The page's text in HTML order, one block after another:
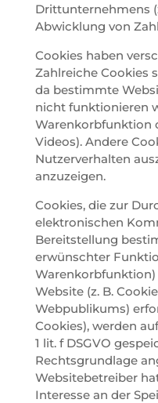
Drittunternehmens
Abwicklung von
Cookies haben
Zahlreiche Cookies
da bestimmte
nicht funktionieren
Warenkorbfunktion
Videos). Andere
Nutzerverhalten
anzuzeigen.
Cookies, die zur
elektronischen
Bereitstellung
erwünschter
Website (z. B.
Webpublikums)
Cookies), werden
1 lit. f DSGVO
Rechtsgrundlage
Websitebetreiber
Interesse an der